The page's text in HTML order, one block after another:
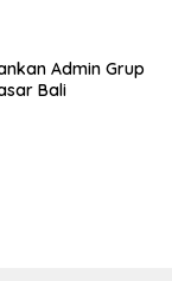
Admin Grup
Bali